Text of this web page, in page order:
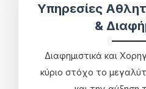
Υπηρεσίες
&
Διαφημιστικά και
κύριο στόχο το